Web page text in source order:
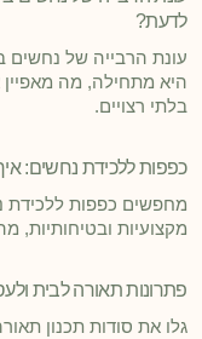
לדעת?
עונת הרבייה של נחשים
היא מתחילה, מה
בלתי רצויים.
כפפות ללכידת נחשים:
מחפשים כפפות ללכידת
מקצועיות ובטיחותיות,
פתרונות תאורה לבית
גלו את סודות תכנון